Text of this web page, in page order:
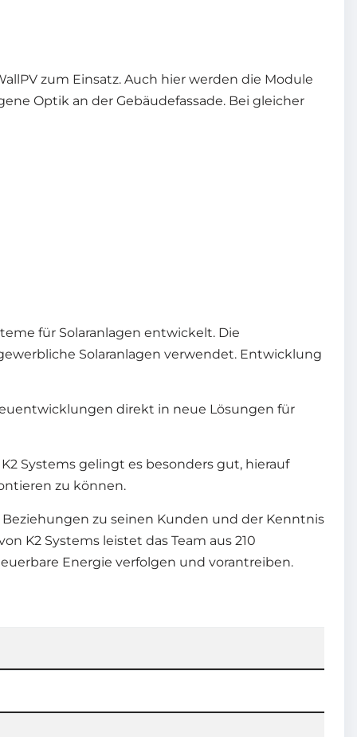
zum Einsatz. Auch hier werden die Module
Optik an der Gebäudefassade. Bei gleicher
für Solaranlagen entwickelt. Die
Solaranlagen verwendet. Entwicklung
direkt in neue Lösungen für
Systems gelingt es besonders gut, hierauf
zu können.
zu seinen Kunden und der Kenntnis
K2 Systems leistet das Team aus 210
Energie verfolgen und vorantreiben.